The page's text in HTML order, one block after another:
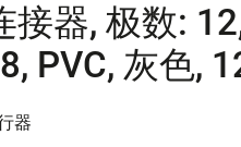
器, 极数:
PVC, 灰色,
器